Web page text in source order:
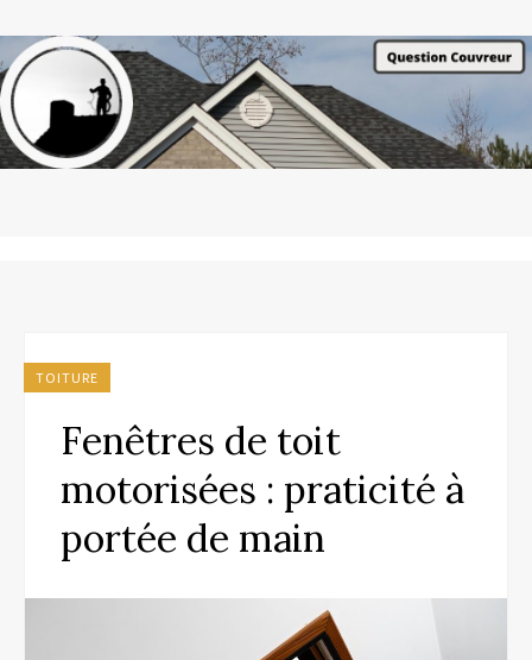
TOITURE
Fenêtres de toit
motorisées : praticité à
portée de main